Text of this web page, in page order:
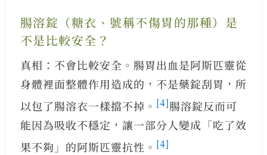
腸溶錠（糖衣、號稱不傷胃的那種）是
不是比較安全？
真相：不會比較安全。腸胃出血是阿斯匹靈從
身體裡面整體作用造成的，不是藥錠刮胃，所
以包了腸溶衣一樣擋不掉。 [4]腸溶錠反而可
能因為吸收不穩定，讓一部分人變成「吃了效
果不夠」的阿斯匹靈抗性。 [4]